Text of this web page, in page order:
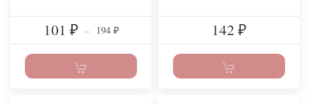
101 ₽ – 194 ₽ 142 ₽